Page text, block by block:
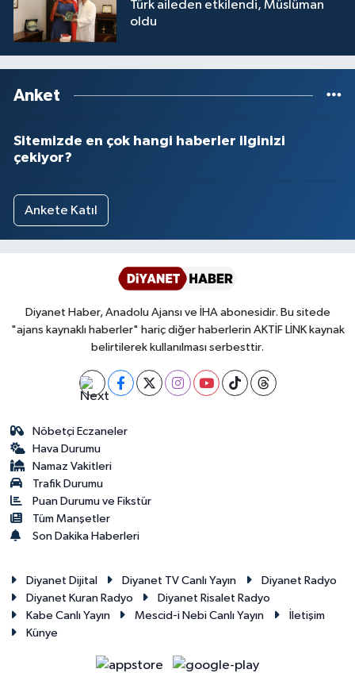
Türk aileden etkilendi, Müslüman
oldu
Anket
Sitemizde en çok hangi haberler ilginizi
çekiyor?
Ankete Katıl
Diyanet Haber, Anadolu Ajansı ve İHA abonesidir. Bu sitede
"ajans kaynaklı haberler" hariç diğer haberlerin AKTİF LİNK kaynak
belirtilerek kullanılması serbesttir.
Nöbetçi Eczaneler
Hava Durumu
Namaz Vakitleri
Trafik Durumu
Puan Durumu ve Fikstür
Tüm Manşetler
Son Dakika Haberleri
Diyanet Dijital Diyanet TV Canlı Yayın
Diyanet Radyo
Diyanet Kuran Radyo
Diyanet Risalet Radyo
Kabe Canlı Yayın
Mescid-i Nebi Canlı Yayın
İletişim
Künye
Yozgat Müftülüğü
Zonguldak Müftülüğü